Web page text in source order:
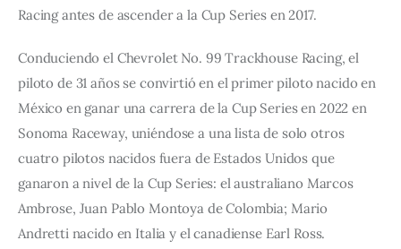
Racing antes de ascender a la Cup Series en 2017.
Conduciendo el Chevrolet No. 99 Trackhouse Racing, el
piloto de 31 años se convirtió en el primer piloto nacido en
México en ganar una carrera de la Cup Series en 2022 en
Sonoma Raceway, uniéndose a una lista de solo otros
cuatro pilotos nacidos fuera de Estados Unidos que
ganaron a nivel de la Cup Series: el australiano Marcos
Ambrose, Juan Pablo Montoya de Colombia; Mario
Andretti nacido en Italia y el canadiense Earl Ross.